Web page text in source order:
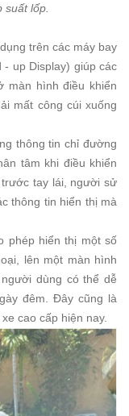
suất lốp.
trên các máy bay
up Display) giúp các
màn hình điều khiển
mất công cúi xuống
thông tin chỉ đường
tâm khi điều khiển
tay lái, người sử
thông tin hiển thị mà
phép hiển thị một số
lên một màn hình
dùng có thể dễ
đêm. Đây cũng là
cao cấp hiện nay.